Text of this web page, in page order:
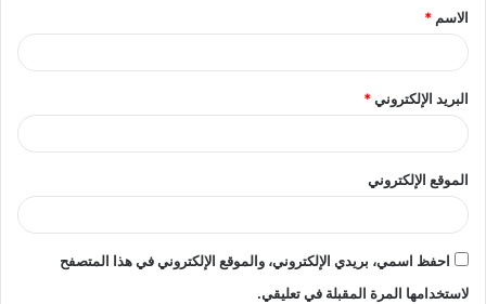
*
الاسم *
البريد الإلكتروني*
الموقع الإلكتروني
احفظ اسمي، بريدي الإلكتروني، والموقع الإلكتروني في هذا المتصفح
لاستخدامها المرة المقبلة في تعليقي.